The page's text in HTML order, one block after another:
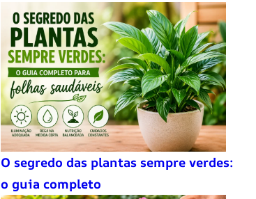
O segredo das plantas sempre verdes:
o guia completo